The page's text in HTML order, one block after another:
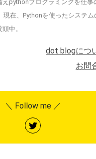
えpythonプログラミングを仕事
現在、Pythonを使ったシステム
中。
dot blogにつ
お問
＼ Follow me ／